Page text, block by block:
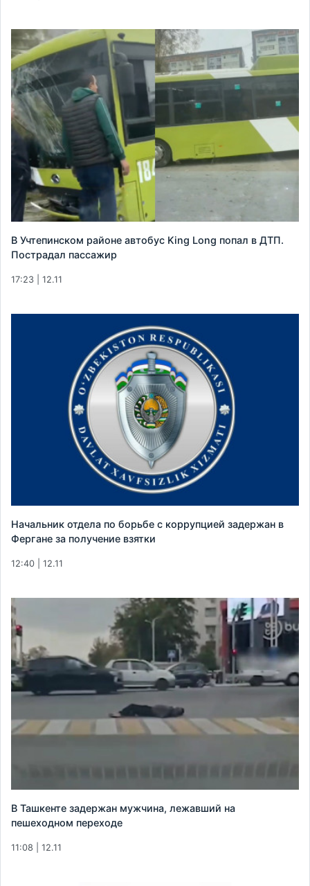
В Учтепинском районе автобус King Long попал в ДТП.
Пострадал пассажир
17:23 | 12.11
Начальник отдела по борьбе с коррупцией задержан в
Фергане за получение взятки
12:40 | 12.11
В Ташкенте задержан мужчина, лежавший на
пешеходном переходе
11:08 | 12.11